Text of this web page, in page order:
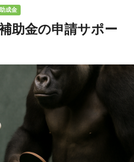
成金
助金の申請サポー